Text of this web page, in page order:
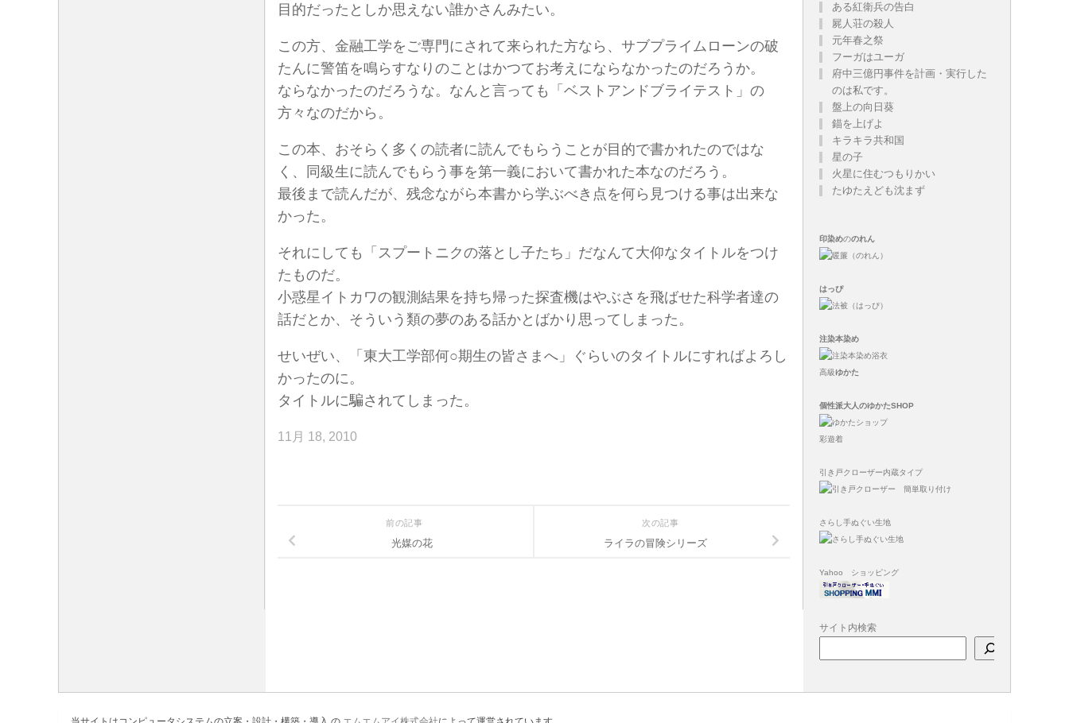
目的だったとしか思えない誰かさんみたい。
この方、金融工学をご専門にされて来られた方なら、サブプライムローンの破
たんに警笛を鳴らすなりのことはかつてお考えにならなかったのだろうか。
ならなかったのだろうな。なんと言っても「ベストアンドブライテスト」の
方々なのだから。
この本、おそらく多くの読者に読んでもらうことが目的で書かれたのではな
く、同級生に読んでもらう事を第一義において書かれた本なのだろう。
最後まで読んだが、残念ながら本書から学ぶべき点を何ら見つける事は出来な
かった。
それにしても「スプートニクの落とし子たち」だなんて大仰なタイトルをつけ
たものだ。
小惑星イトカワの観測結果を持ち帰った探査機はやぶさを飛ばせた科学者達の
話だとか、そういう類の夢のある話かとばかり思ってしまった。
せいぜい、「東大工学部何○期生の皆さまへ」ぐらいのタイトルにすればよろし
かったのに。
タイトルに騙されてしまった。
11月 18, 2010
次の記事
ライラの冒険シリーズ
前の記事
光媒の花
ある紅衛兵の告白
屍人荘の殺人
元年春之祭
フーガはユーガ
府中三億円事件を計画・実行した
のは私です。
盤上の向日葵
錨を上げよ
キラキラ共和国
星の子
火星に住むつもりかい
たゆたえども沈まず
印染めののれん
はっぴ
注染本染め
高級ゆかた
個性派大人のゆかたSHOP
彩遊着
引き戸クローザー内蔵タイプ
さらし手ぬぐい生地
Yahoo ショッピング
サイト内検索